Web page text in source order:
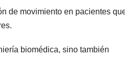
de ‌movimiento en pacientes
biomédica, sino también